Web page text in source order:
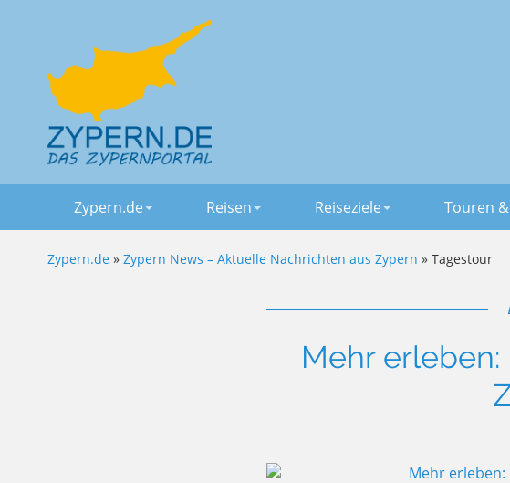
Zypern.de Reisen Reiseziele Touren
Zypern.de » Zypern News – Aktuelle Nachrichten aus Zypern » Tagestour
Mehr